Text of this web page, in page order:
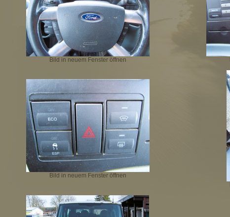
Bild in neuem Fenster öffnen
Bild in neuem Fenster öffnen